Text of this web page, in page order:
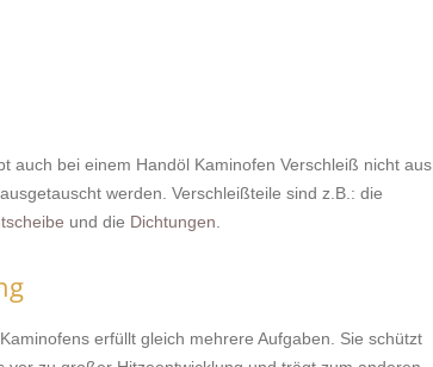
auch bei einem Handöl Kaminofen Verschleiß nicht aus.
werden. Verschleißteile sind z.B.: die
und die Dichtungen
erfüllt gleich mehrere Aufgaben. Sie schützt